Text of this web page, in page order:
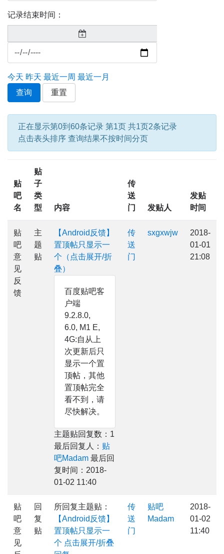
记录结束时间：
今天 昨天 最近一周 最近一月
查询
重置
正在显示第0到60条记录 第1页 共1页2条记录
点击表头排序 查询结果不按时间分页
贴
吧
名
贴
子
类
型
内容
传
送
门
发贴人
发贴
时间
贴
吧
意
见
反
馈
主
题
贴
【Android反馈】
置顶帖只显示一
个（点击展开/折
叠）
百度贴吧客
户端
9.2.8.0,
6.0, M1 E,
4G:自从上
次更新后只
显示一个置
顶帖，其他
置顶帖完全
看不到，请
尽快解决。
主题贴回复数：1
最后回复人： 贴
吧Madam 最后回
复时间：2018-
01-02 11:40
传
送
门
sxgxwjw
2018-
01-01
21:08
贴
吧
意
见
回
复
贴
所回复主题贴：
【Android反馈】
置顶帖只显示一
个 点击展开/折叠
传
送
门
贴吧
Madam
2018-
01-02
11:40